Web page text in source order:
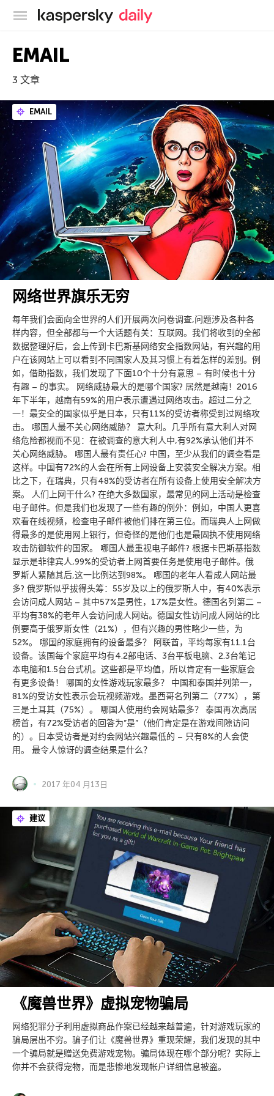
卡巴斯基官方博客
EMAIL
3 文章
EMAIL
网络世界旗乐无穷
每年我们会面向全世界的人们开展两次问卷调查,问题涉及各种各
样内容，但全部都与一个大话题有关：互联网。我们将收到的全部
数据整理好后，会上传到卡巴斯基网络安全指数网站，有兴趣的用
户在该网站上可以看到不同国家人及其习惯上有着怎样的差别。例
如，借助指数，我们发现了下面10个十分有意思 – 有时候也十分
有趣 – 的事实。 网络威胁最大的是哪个国家? 居然是越南！2016
年下半年，越南有59%的用户表示遭遇过网络攻击。超过二分之
一！最安全的国家似乎是日本，只有11%的受访者称受到过网络攻
击。 哪国人最不关心网络威胁？ 意大利。几乎所有意大利人对网
络危险都视而不见：在被调查的意大利人中,有92%承认他们并不
关心网络威胁。 哪国人最有责任心? 中国，至少从我们的调查看是
这样。中国有72%的人会在所有上网设备上安装安全解决方案。相
比之下，在瑞典，只有48%的受访者在所有设备上使用安全解决方
案。 人们上网干什么? 在绝大多数国家，最常见的网上活动是检查
电子邮件。但是我们也发现了一些有趣的例外：例如，中国人更喜
欢看在线视频，检查电子邮件被他们排在第三位。而瑞典人上网做
得最多的是使用网上银行，但奇怪的是他们也是最固执不使用网络
攻击防御软件的国家。 哪国人最重视电子邮件? 根据卡巴斯基指数
显示是菲律宾人,99%的受访者上网首要任务是使用电子邮件。俄
罗斯人紧随其后,这一比例达到98%。 哪国的老年人看成人网站最
多? 俄罗斯似乎拔得头筹：55岁及以上的俄罗斯人中，有40%表示
会访问成人网站 – 其中57%是男性，17%是女性。德国名列第二 –
平均有38%的老年人会访问成人网站。德国女性访问成人网站的比
例要高于俄罗斯女性（21%），但有兴趣的男性略少一些，为
52%。 哪国的家庭拥有的设备最多？ 阿联酋，平均每家有11.1台
设备。该国每个家庭平均有4.2部电话、3台平板电脑、2.3台笔记
本电脑和1.5台台式机。这些都是平均值，所以肯定有一些家庭会
有更多设备！ 哪国的女性游戏玩家最多？ 中国和泰国并列第一，
81%的受访女性表示会玩视频游戏。墨西哥名列第二（77%），第
三是土耳其（75%）。 哪国人使用约会网站最多？ 泰国再次高居
榜首，有72%受访者的回答为”是”（他们肯定是在游戏间隙访问
的）。日本受访者是对约会网站兴趣最低的 – 只有8%的人会使
用。 最令人惊讶的调查结果是什么？
2017 年04 月13日
建议
《魔兽世界》虚拟宠物骗局
网络犯罪分子利用虚拟商品作案已经越来越普遍，针对游戏玩家的
骗局层出不穷。骗子们让《魔兽世界》重现荣耀，我们发现的其中
一个骗局就是赠送免费游戏宠物。骗局体现在哪个部分呢？实际上
你并不会获得宠物，而是悲惨地发现帐户详细信息被盗。